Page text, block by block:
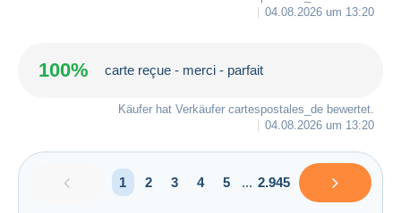
04.08.2026 um 13:20
100% carte reçue - merci - parfait
Käufer hat Verkäufer cartespostales_de bewertet.
04.08.2026 um 13:20
1 2 3 4 5 ... 2.945